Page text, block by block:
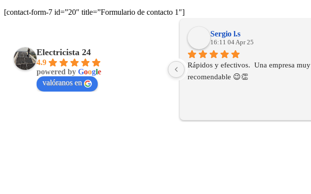
[contact-form-7 id=”20″ title=”Formulario de contacto 1″]
Electricista 24
4.9
powered by Google
valóranos en
Sergio l.s
16:11 04 Apr 25
Rápidos y efectivos.  Una empresa muy
recomendable 😉👏